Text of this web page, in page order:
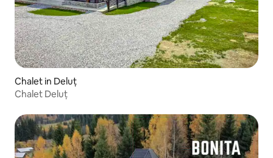
Chalet in Deluț
Chalet Deluț